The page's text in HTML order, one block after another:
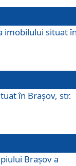
imobilului situat
în Brașov, str.
Brașov a